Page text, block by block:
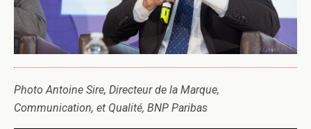
Photo Antoine Sire, Directeur de la Marque,
Communication, et Qualité, BNP Paribas